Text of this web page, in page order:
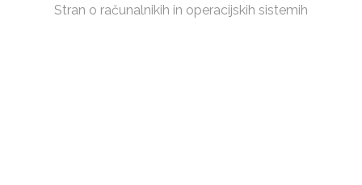
Stran o računalnikih in operacijskih sistemih